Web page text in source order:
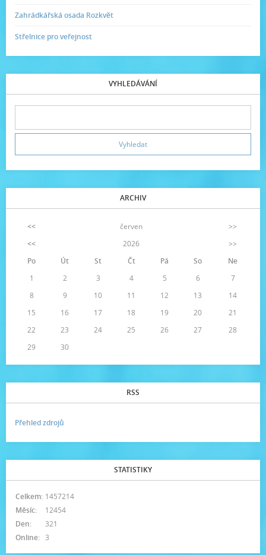
Zahrádkářská osada Rozkvět
Střelnice pro veřejnost
VYHLEDÁVÁNÍ
ARCHIV
<< červen
>>
<<
2026
>>
Po
Út St Čt Pá So
Ne
1
2 3 4 5 6
7
8
9 10 11 12 13
14
15
16 17 18 19 20
21
22
23 24 25 26 27
28
29
30
RSS
Přehled zdrojů
STATISTIKY
Online: 3
Celkem: 1457214
Měsíc:
12454
Den:
321